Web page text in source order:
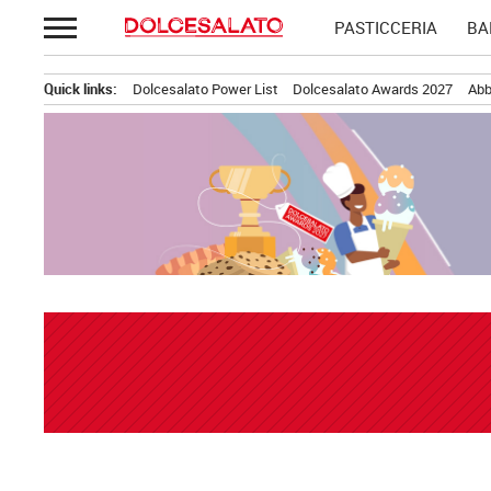
Passa
al
PASTICCERIA
Quick links: Dolcesalato Power List Dolcesalato Awards 2027